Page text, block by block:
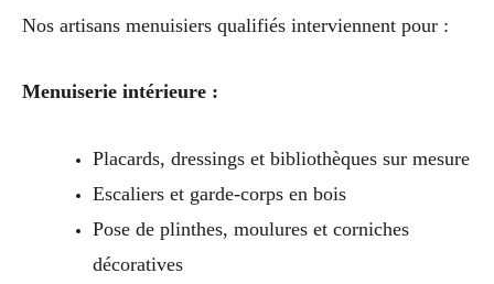
Nos artisans menuisiers qualifiés interviennent pour :
Menuiserie intérieure :
Placards, dressings et bibliothèques sur mesure
Escaliers et garde-corps en bois
Pose de plinthes, moulures et corniches
décoratives